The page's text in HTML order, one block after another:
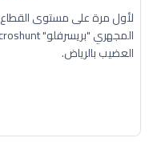
لأول مرة على مستوى القطاع
العضيب بالرياض.